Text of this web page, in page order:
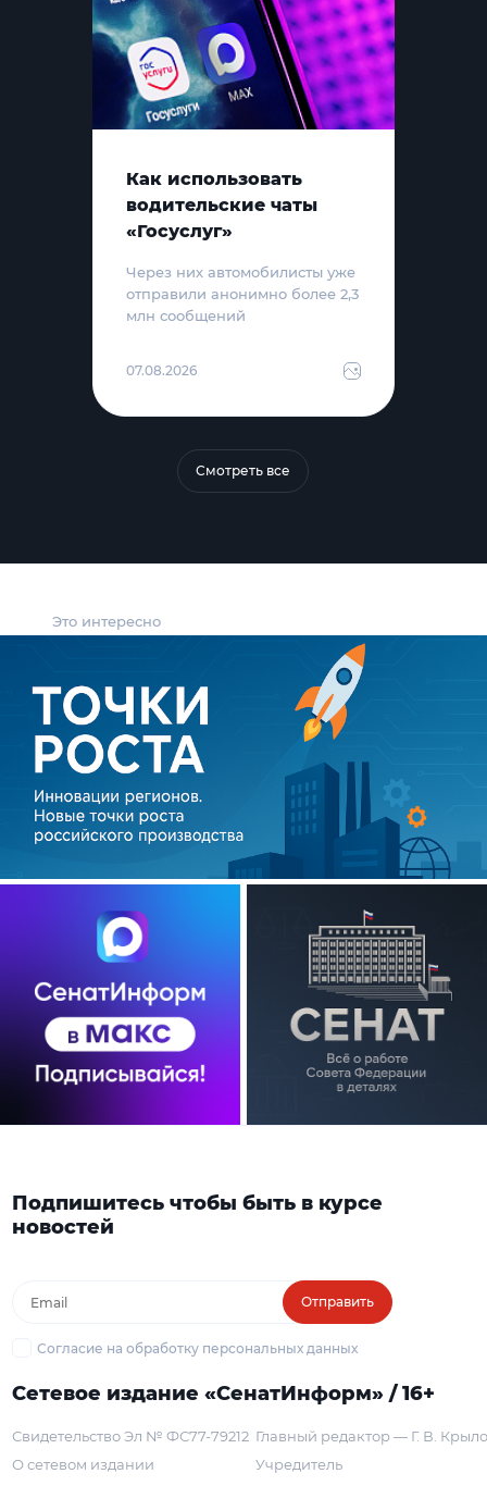
Это интересно
Как использовать
водительские чаты
«Госуслуг»
Через них автомобилисты уже
отправили анонимно более 2,3
млн сообщений
07.08.2026
Смотреть все
Подпишитесь чтобы быть в курсе
новостей
Отправить
Согласие на обработку персональных данных
Сетевое издание «СенатИнформ» / 16+
Свидетельство Эл № ФС77-79212
О сетевом издании
Главный редактор — Г. В.
Учредитель